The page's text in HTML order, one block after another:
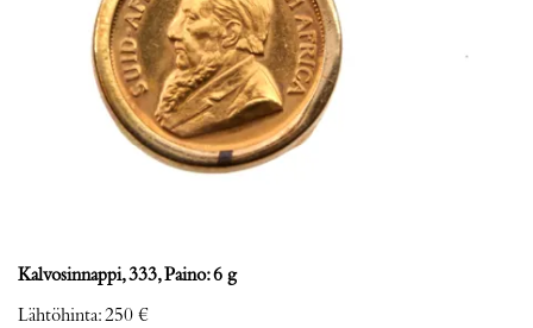
Kalvosinnappi, 333, Paino: 6 g
Lähtöhinta:250 €